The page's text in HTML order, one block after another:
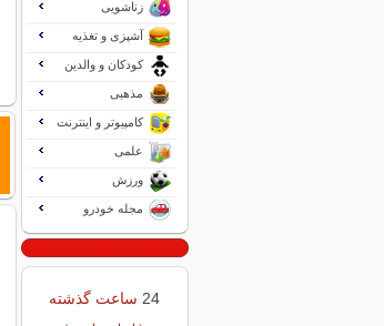
زناشویی
آشپزی و تغذیه
کودکان و والدین
مذهبی
کامپیوتر و اینترنت
علمی
ورزش
مجله خودرو
24 ساعت گذشته